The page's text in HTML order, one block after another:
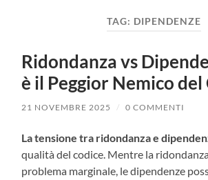
TAG: DIPENDENZE
Ridondanza vs
è il Peggior Nemico del
21 NOVEMBRE 2025 / 0 COMMENTI
La tensione tra ridondanza e
qualità del codice. Mentre la
problema marginale, le dipendenze